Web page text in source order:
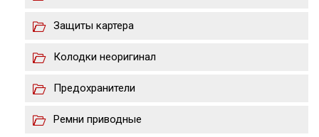
Защиты картера
Колодки неоригинал
Предохранители
Ремни приводные